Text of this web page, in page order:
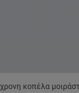
κοπέλα